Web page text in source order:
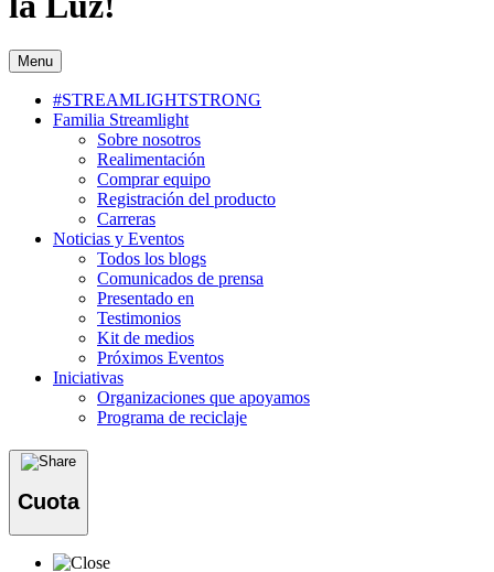
Menu
#STREAMLIGHTSTRONG
Familia Streamlight
Sobre nosotros
Realimentación
Comprar equipo
Registración del producto
Carreras
Noticias y Eventos
Todos los blogs
Comunicados de prensa
Presentado en
Testimonios
Kit de medios
Próximos Eventos
Iniciativas
Organizaciones que apoyamos
Programa de reciclaje
Cuota